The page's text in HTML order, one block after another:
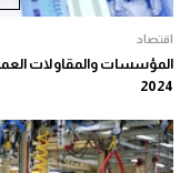
اقتصاد
2024